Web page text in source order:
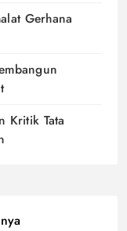
Gerhana
Kritik Tata